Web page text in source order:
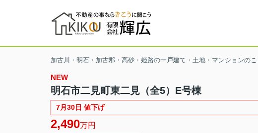
加古川・明石・加古郡・高砂・姫路の一戸建て・土地・マンションの
NEW
明石市二見町東二見（全5）E号棟
7月30日 値下げ
2,490万円